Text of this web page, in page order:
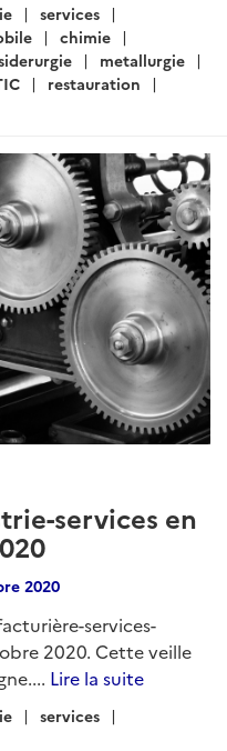
services
chimie
metallurgie
restauration
services en
2020
services-
2020. Cette veille
Lire la suite
services